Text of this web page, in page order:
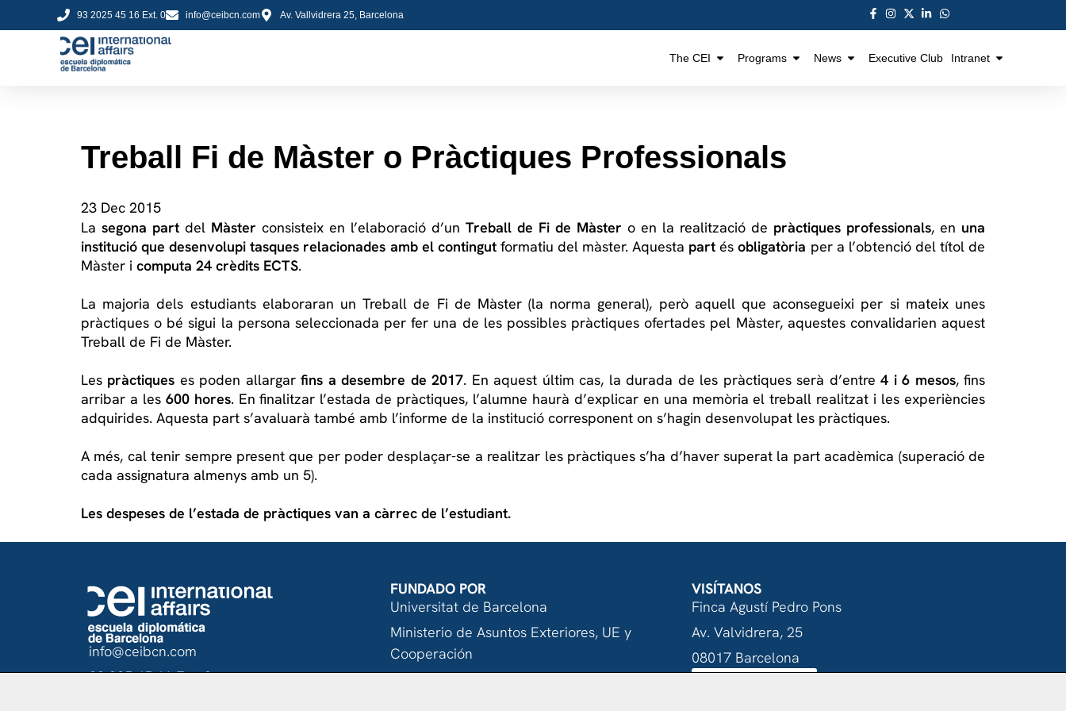
93 2025 45 16 Ext. 0 info@ceibcn.com Av. Vallvidrera 25, Barcelona
The CEI Programs News Executive Club Intranet
Treball Fi de Màster o Pràctiques Professionals
23 Dec 2015
La segona part del Màster consisteix en l’elaboració d’un Treball de Fi de Màster o en la realització de pràctiques professionals, en una
institució que desenvolupi tasques relacionades amb el contingutformatiu del màster. Aquesta part ésobligatòria per a l’obtenció del títol de
Màster i computa 24 crèdits ECTS.
La majoria dels estudiants elaboraran un Treball de Fi de Màster (la norma general), però aquell que aconsegueixi per si mateix unes
pràctiques o bé sigui la persona seleccionada per fer una de les possibles pràctiques ofertades pel Màster, aquestes convalidarien aquest
Treball de Fi de Màster.
Les pràctiques es poden allargarfins a desembre de 2017. En aquest últim cas, la durada de les pràctiques serà d’entre4 i 6 mesos, fins
arribar a les 600 hores. En finalitzar l’estada de pràctiques, l’alumne haurà d’explicar en una memòria el treball realitzat i les experiències
adquirides. Aquesta part s’avaluarà també amb l’informe de la institució corresponent on s’hagin desenvolupat les pràctiques.
A més, cal tenir sempre present que per poder desplaçar-se a realitzar les pràctiques s’ha d’haver superat la part acadèmica (superació de
cada assignatura almenys amb un 5).
Les despeses de l’estada de pràctiques van a càrrec de l’estudiant.
info@ceibcn.com
93 205 45 16 Ext. 0
FUNDADO POR
Universitat de Barcelona
Ministerio de Asuntos Exteriores, UE y
Cooperación
Fundación "la Caixa"
VISÍTANOS
Finca Agustí Pedro Pons
Av. Valvidrera, 25
08017 Barcelona